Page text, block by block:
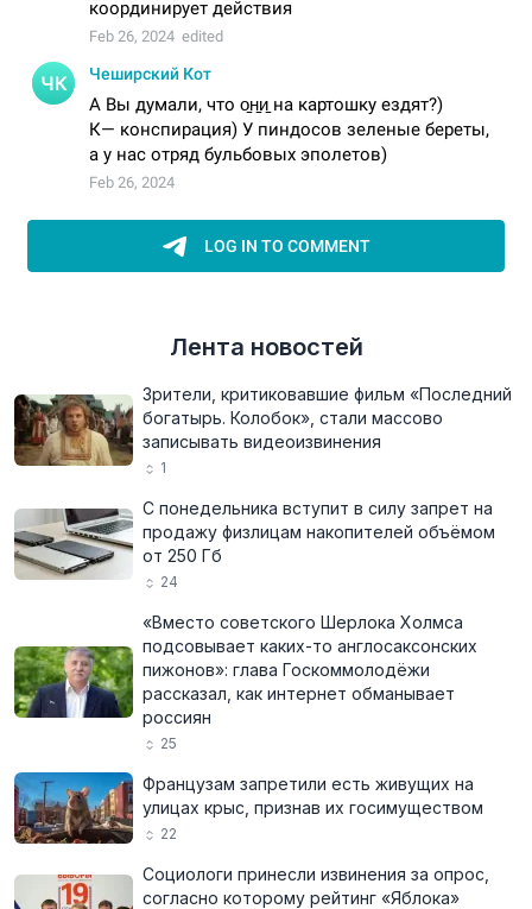
Лента новостей
Зрители, критиковавшие фильм «Последний
богатырь. Колобок», стали массово
записывать видеоизвинения
1
С понедельника вступит в силу запрет на
продажу физлицам накопителей объёмом
от 250 Гб
24
«Вместо советского Шерлока Холмса
подсовывает каких-то англосаксонских
пижонов»: глава Госкоммолодёжи
рассказал, как интернет обманывает
россиян
25
Французам запретили есть живущих на
улицах крыс, признав их госимуществом
22
Социологи принесли извинения за опрос,
согласно которому рейтинг «Яблока»